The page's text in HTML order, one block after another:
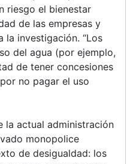
riesgo el bienestar
de las empresas y
la investigación. “Los
del agua (por ejemplo,
de tener concesiones
no pagar el uso
la actual administración
monopolice
de desigualdad: los